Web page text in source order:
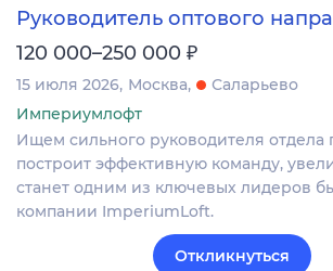
Руководитель оптового
120 000–250 000 ₽
15 июля 2026 Москва
Саларьево
Империумлофт
Ищем сильного руководителя отдела
построит эффективную команду,
станет одним из ключевых лидеров
компании ImperiumLoft.
Откликнуться